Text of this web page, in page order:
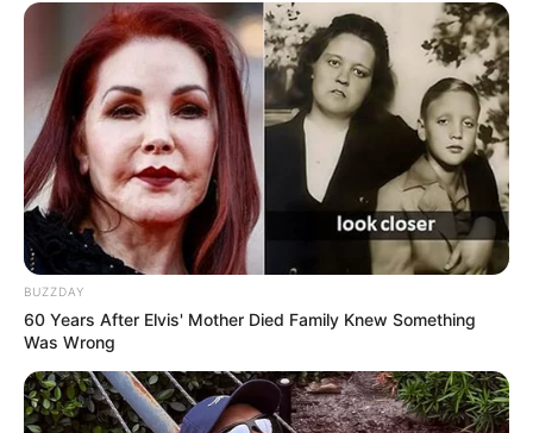
BUZZDAY
60 Years After Elvis' Mother Died Family Knew Something
Was Wrong